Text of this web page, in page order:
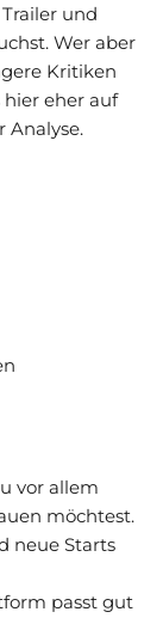
und
Wer aber
Kritiken
hier eher auf
Analyse.
vor allem
möchtest.
neue Starts
passt gut